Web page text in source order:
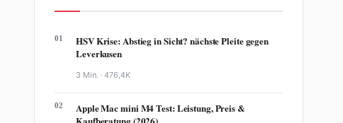
01
HSV Krise: Abstieg in Sicht? nächste Pleite gegen
Leverkusen
3 Min. ·476,4K
02
Apple Mac mini M4 Test: Leistung, Preis &